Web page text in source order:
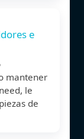
e
mantener
le
de